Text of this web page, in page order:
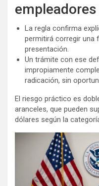
empleadores
La regla confirma
permitirá corregir una
presentación.
Un trámite con ese
impropiamente
radicación, sin
El riesgo práctico es
aranceles, que pueden
dólares según la